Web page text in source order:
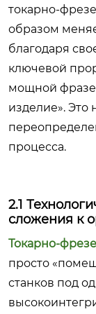
токарно-
образом
благодаря
ключевой
мощной
изделие». Это
процесса.
2.1
сложения к
Токарно-
просто
станков под